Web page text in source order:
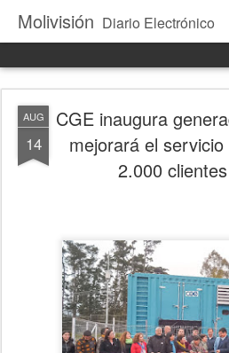
Molivisión Diario Electrónico
AUG
14
CGE inaugura
mejorará el
2.000